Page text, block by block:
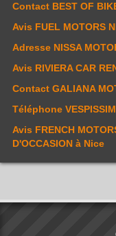
Contact BEST OF
Avis FUEL MOTORS
Adresse NISSA
Avis RIVIERA CAR
Contact GALIANA
Téléphone
Avis FRENCH
D'OCCASION à Nice